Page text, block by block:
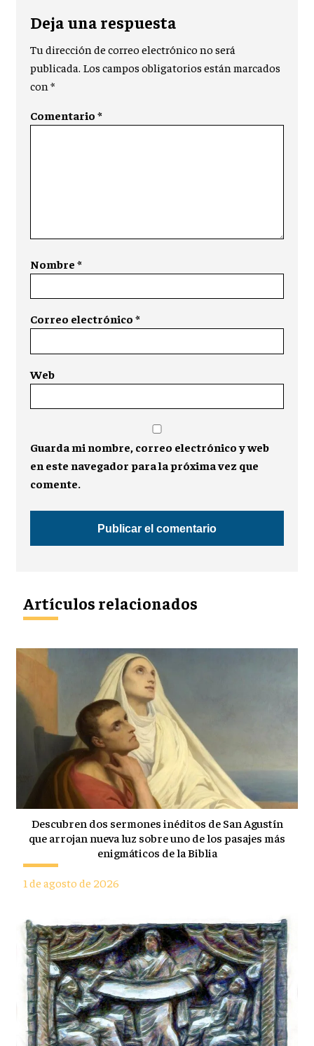
Deja una respuesta
Tu dirección de correo electrónico no será
publicada. Los campos obligatorios están marcados
con*
Comentario*
Nombre*
Correo electrónico*
Web
Guarda mi nombre, correo electrónico y web
en este navegador para la próxima vez que
comente.
Artículos relacionados
Descubren dos sermones inéditos de San Agustín
que arrojan nueva luz sobre uno de los pasajes más
enigmáticos de la Biblia
1 de agosto de 2026